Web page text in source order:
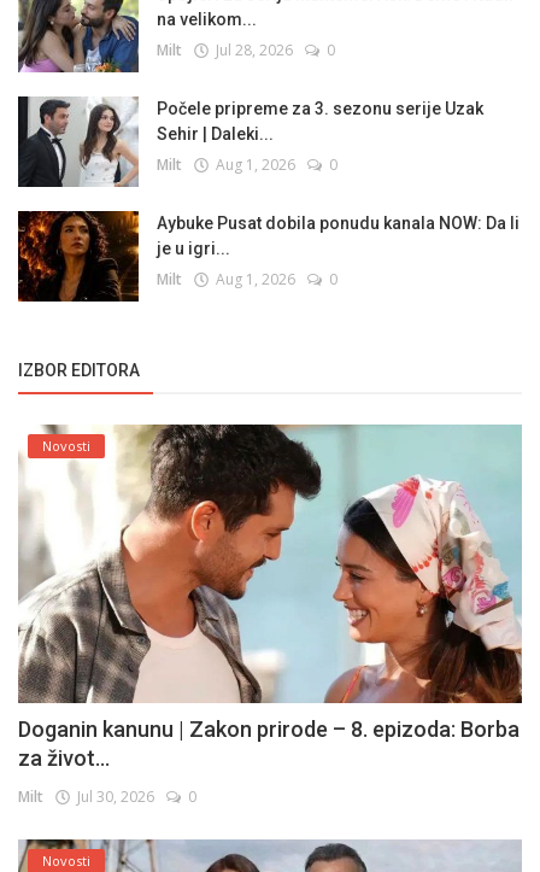
na velikom...
Milt Jul 28, 2026 0
Počele pripreme za 3. sezonu serije Uzak
Sehir | Daleki...
Milt Aug 1, 2026 0
Aybuke Pusat dobila ponudu kanala NOW: Da li
je u igri...
Milt Aug 1, 2026 0
IZBOR EDITORA
Novosti
Doganin kanunu | Zakon prirode – 8. epizoda: Borba
za život...
Milt Jul 30, 2026 0
Novosti